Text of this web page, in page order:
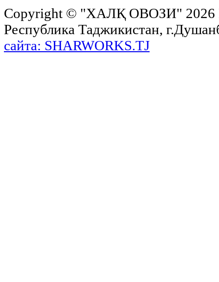
Copyright © "ХАЛҚ ОВОЗИ"
Республика Таджикистан,
сайта: SHARWORKS.TJ